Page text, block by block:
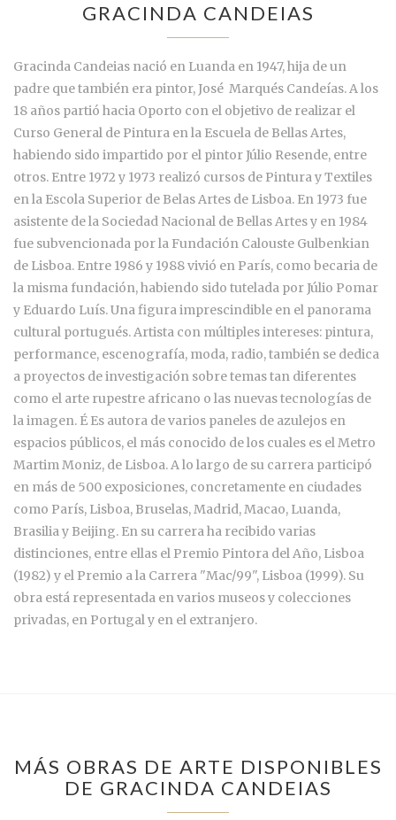
GRACINDA CANDEIAS
Gracinda Candeias nació en Luanda en 1947, hija de un
padre que también era pintor, José Marqués Candeías. A los
18 años partió hacia Oporto con el objetivo de realizar el
Curso General de Pintura en la Escuela de Bellas Artes,
habiendo sido impartido por el pintor Júlio Resende, entre
otros. Entre 1972 y 1973 realizó cursos de Pintura y Textiles
en la Escola Superior de Belas Artes de Lisboa. En 1973 fue
asistente de la Sociedad Nacional de Bellas Artes y en 1984
fue subvencionada por la Fundación Calouste Gulbenkian
de Lisboa. Entre 1986 y 1988 vivió en París, como becaria de
la misma fundación, habiendo sido tutelada por Júlio Pomar
y Eduardo Luís. Una figura imprescindible en el panorama
cultural portugués. Artista con múltiples intereses: pintura,
performance, escenografía, moda, radio, también se dedica
a proyectos de investigación sobre temas tan diferentes
como el arte rupestre africano o las nuevas tecnologías de
la imagen. É Es autora de varios paneles de azulejos en
espacios públicos, el más conocido de los cuales es el Metro
Martim Moniz, de Lisboa. A lo largo de su carrera participó
en más de 500 exposiciones, concretamente en ciudades
como París, Lisboa, Bruselas, Madrid, Macao, Luanda,
Brasilia y Beijing. En su carrera ha recibido varias
distinciones, entre ellas el Premio Pintora del Año, Lisboa
(1982) y el Premio a la Carrera "Mac/99", Lisboa (1999). Su
obra está representada en varios museos y colecciones
privadas, en Portugal y en el extranjero.
MÁS OBRAS DE ARTE DISPONIBLES
DE GRACINDA CANDEIAS